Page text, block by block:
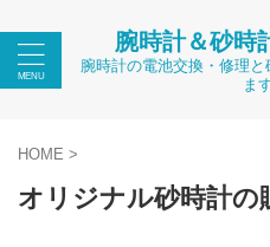
腕時計＆砂
腕時計の電池交換・修理
ま
HOME >
オリジナル砂時計の